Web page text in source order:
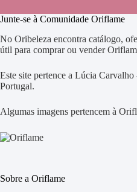
Junte-se à Comunidade Oriflame
No Oribeleza encontra catálogo,
útil para comprar ou vender
Este site pertence a Lúcia
Portugal.
Algumas imagens pertencem à
Sobre a Oriflame